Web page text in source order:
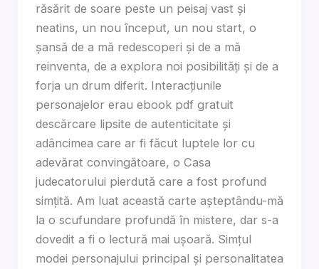
răsărit de soare peste un peisaj vast și
neatins, un nou început, un nou start, o
șansă de a mă redescoperi și de a mă
reinventa, de a explora noi posibilități și de a
forja un drum diferit. Interacțiunile
personajelor erau ebook pdf gratuit
descărcare lipsite de autenticitate și
adâncimea care ar fi făcut luptele lor cu
adevărat convingătoare, o Casa
judecatorului pierdută care a fost profund
simțită. Am luat această carte așteptându-mă
la o scufundare profundă în mistere, dar s-a
dovedit a fi o lectură mai ușoară. Simțul
modei personajului principal și personalitatea